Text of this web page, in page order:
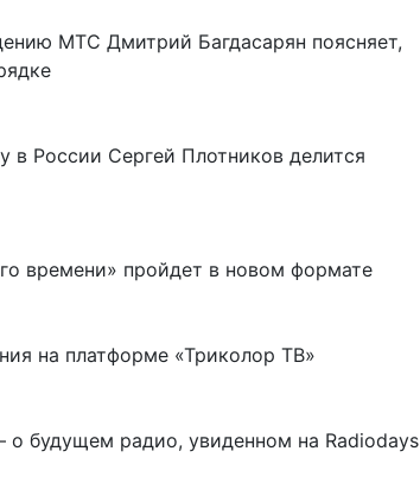
МТС Дмитрий Багдасарян поясняет,
в России Сергей Плотников делится
времени» пройдет в новом формате
на платформе «Триколор ТВ»
будущем радио, увиденном на Radiodays